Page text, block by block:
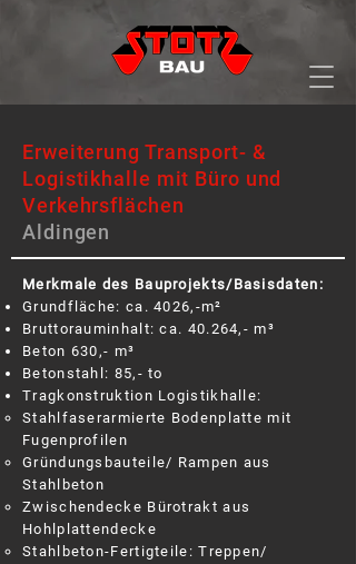
Erweiterung Transport- &
Logistikhalle mit Büro und
Verkehrsflächen
Aldingen
Merkmale des Bauprojekts/Basisdaten:
Grundfläche: ca. 4026,-m²
Bruttorauminhalt: ca. 40.264,- m³
Beton 630,- m³
Betonstahl: 85,- to
Tragkonstruktion Logistikhalle:
Stahlfaserarmierte Bodenplatte mit
Fugenprofilen
Gründungsbauteile/ Rampen aus
Stahlbeton
Zwischendecke Bürotrakt aus
Hohlplattendecke
Stahlbeton-Fertigteile: Treppen/